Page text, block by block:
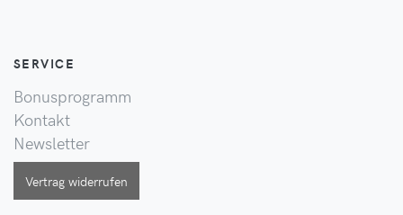
SERVICE
Bonusprogramm
Kontakt
Newsletter
Vertrag widerrufen